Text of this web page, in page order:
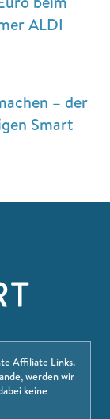
ALDI
– der
Smart
Affiliate Links.
werden wir
keine